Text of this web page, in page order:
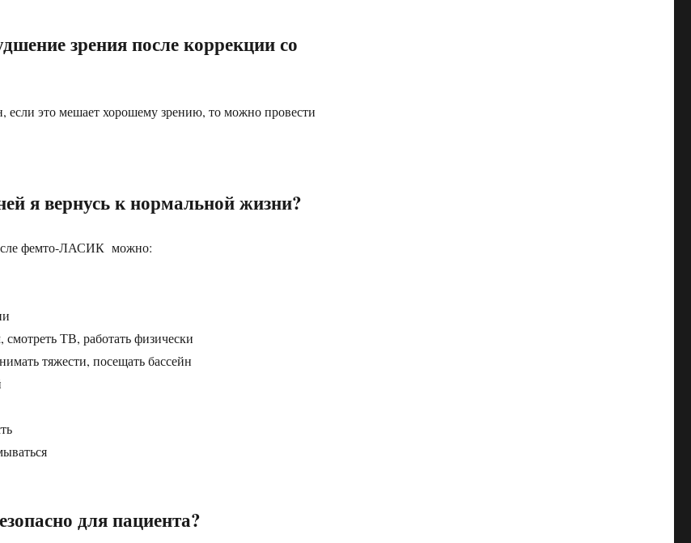
зрения после коррекции со
если это мешает хорошему зрению, то можно провести
я вернусь к нормальной жизни?
фемто-ЛАСИК можно:
смотреть ТВ, работать физически
тяжести, посещать бассейн
для пациента?